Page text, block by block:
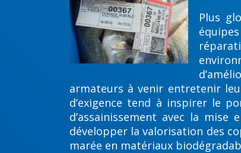
Plus
armateurs à venir entretenir
d’exigence tend à inspirer le
d’assainissement avec la
développer la valorisation des
marée en matériaux